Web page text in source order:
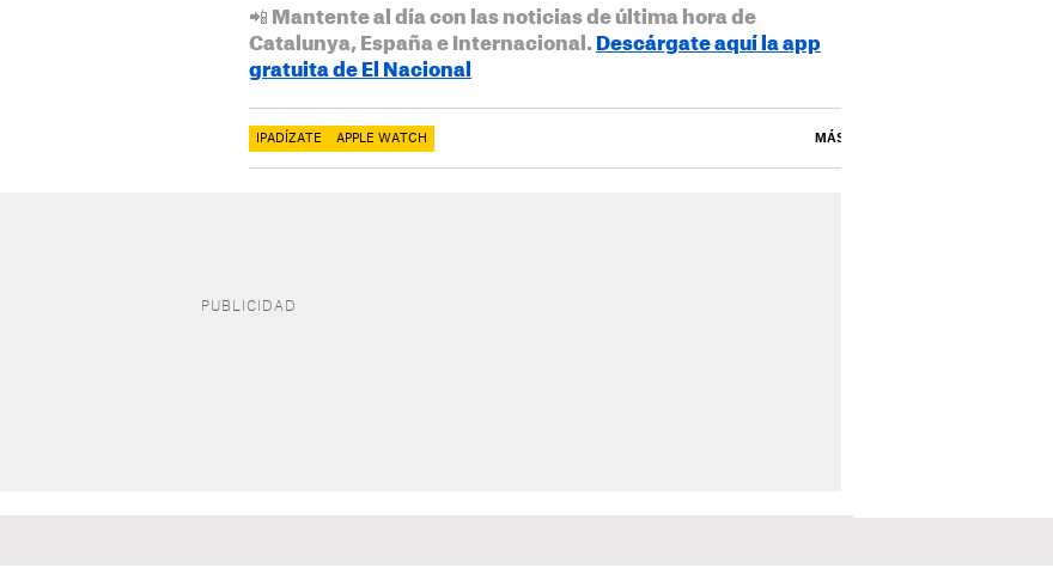
📲 Mantente al día con las noticias de última hora de
Catalunya, España e Internacional. Descárgate aquí la app
gratuita de El Nacional
IPADÍZATE APPLE WATCH MÁS